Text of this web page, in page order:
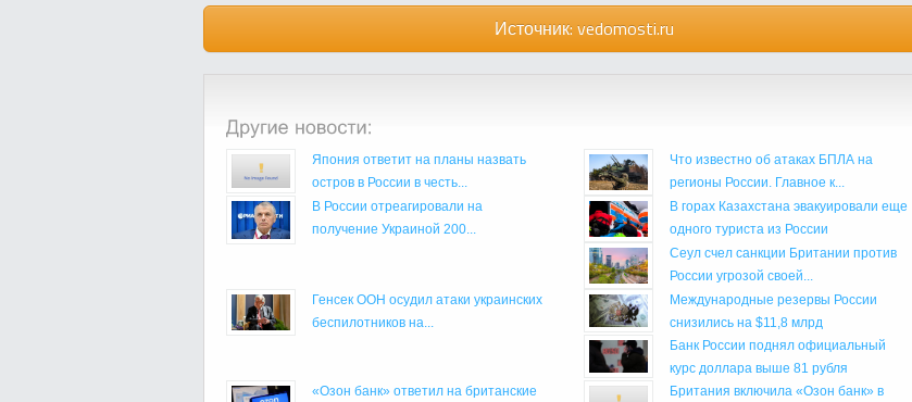
Источник: vedomosti.ru
Япония ответит на планы назвать
остров в России в честь...
Что известно об атаках БПЛА на
регионы России. Главное к...
В России отреагировали на
получение Украиной 200...
В горах Казахстана эвакуировали еще
одного туриста из России
Сеул счел санкции Британии против
России угрозой своей...
Генсек ООН осудил атаки украинских
беспилотников на...
Международные резервы России
снизились на $11,8 млрд
Банк России поднял официальный
курс доллара выше 81 рубля
«Озон банк» ответил на британские
Британия включила «Озон банк» в